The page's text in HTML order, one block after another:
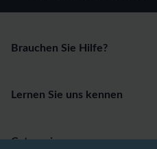
Brauchen Sie Hilfe?
Lernen Sie uns kennen
Categories